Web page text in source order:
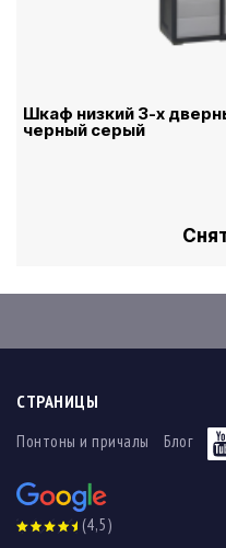
Шкаф низкий 3-х
черный серый
СТРАНИЦЫ
Понтоны и причалы Блог
(4,5)